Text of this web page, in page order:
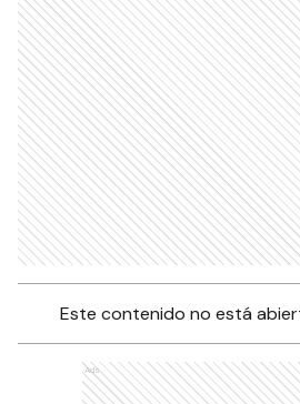
Este contenido no está
Ads